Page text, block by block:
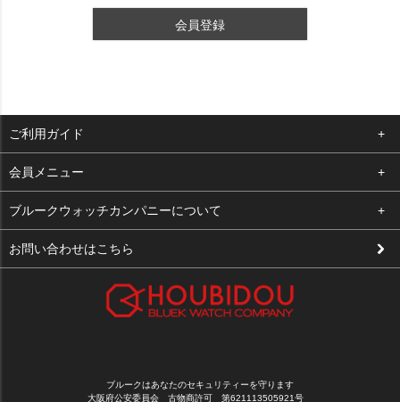
会員登録
ご利用ガイド
よくある質問
支払い・送料
修理依頼
会員メニュー
ログイン
お気に入り
ブルークウォッチカンパニーについて
会社概要
お問い合わせはこちら
ブルークはあなたのセキュリティーを守ります
大阪府公安委員会 古物商許可 第621113505921号